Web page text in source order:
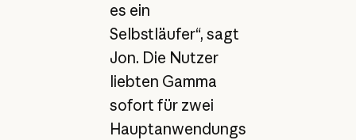
es ein
Selbstläufer“, sagt
Jon. Die Nutzer
liebten Gamma
sofort für zwei
Hauptanwendungs